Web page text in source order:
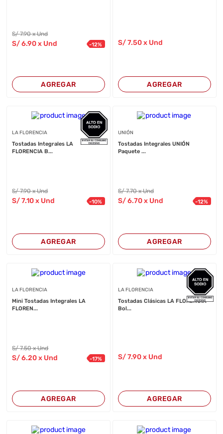
S/7.90 x Und
S/6.90 x Und -12%
AGREGAR
S/7.50x Und
AGREGAR
LA FLORENCIA
Tostadas Integrales LA
FLORENCIA B...
S/7.90 x Und
S/7.10 x Und -10%
AGREGAR
UNIÓN
Tostadas Integrales UNIÓN
Paquete ...
S/7.70 x Und
S/6.70x Und -12%
AGREGAR
LA FLORENCIA
Mini Tostadas Integrales LA
FLOREN...
S/7.50 x Und
S/6.20 x Und -17%
AGREGAR
LA FLORENCIA
Tostadas Clásicas LA FLORENCIA
Bol...
S/7.90x Und
AGREGAR